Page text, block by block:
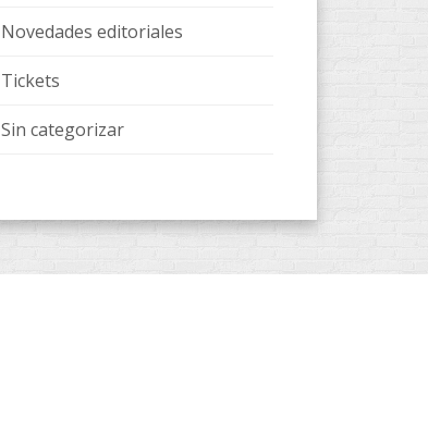
Novedades editoriales
Tickets
Sin categorizar